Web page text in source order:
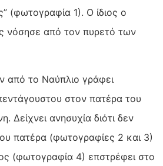
(φωτογραφία 1). Ο ίδιος ο
νόσησε από τον πυρετό των
από το Ναύπλιο γράφει
στον πατέρα του
Δείχνει ανησυχία διότι δεν
πατέρα (φωτογραφίες 2 και 3)
(φωτογραφία 4) επστρέφει στο